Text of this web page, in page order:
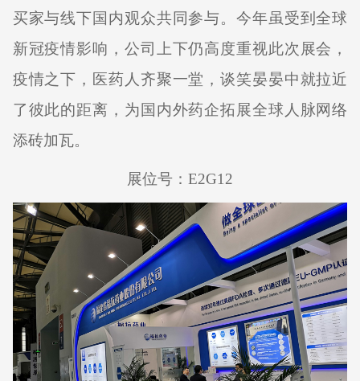
买家与线下国内观众共同参与。今年虽受到全球
新冠疫情影响，公司上下仍高度重视此次展会，
疫情之下，医药人齐聚一堂，谈笑晏晏中就拉近
了彼此的距离，为国内外药企拓展全球人脉网络
添砖加瓦。
展位号： E2G12